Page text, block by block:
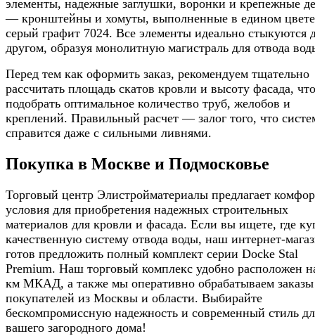
элементы, надежные заглушки, воронки и крепежные
— кронштейны и хомуты, выполненные в едином цвете
серый графит 7024. Все элементы идеально стыкуются
другом, образуя монолитную магистраль для отвода
Перед тем как оформить заказ, рекомендуем тщательно
рассчитать площадь скатов кровли и высоту фасада,
подобрать оптимальное количество труб, желобов и
креплений. Правильный расчет — залог того, что
справится даже с сильными ливнями.
Покупка в Москве и Подмосковье
Торговый центр Элистройматериалы предлагает
условия для приобретения надежных строительных
материалов для кровли и фасада. Если вы ищете, где
качественную систему отвода воды, наш интернет-
готов предложить полный комплект серии Docke Stal
Premium. Наш торговый комплекс удобно расположен
км МКАД, а также мы оперативно обрабатываем заказы
покупателей из Москвы и области. Выбирайте
бескомпромиссную надежность и современный стиль
вашего загородного дома!